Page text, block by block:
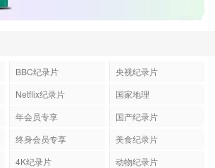
BBC纪录片
央视纪录片
Netflix纪录片
国家地理
年会员专享
国产纪录片
终身会员专享
美食纪录片
4K纪录片
动物纪录片